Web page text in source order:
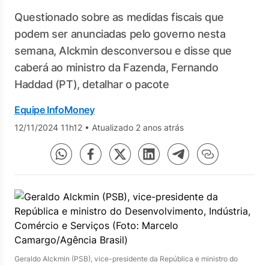
Questionado sobre as medidas fiscais que
podem ser anunciadas pelo governo nesta
semana, Alckmin desconversou e disse que
caberá ao ministro da Fazenda, Fernando
Haddad (PT), detalhar o pacote
Equipe InfoMoney
12/11/2024 11h12 • Atualizado 2 anos atrás
Geraldo Alckmin (PSB), vice-presidente da República e ministro do